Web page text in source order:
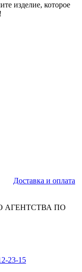
изделие, которое
Доставка и оплата
АГЕНТСТВА ПО
23-15